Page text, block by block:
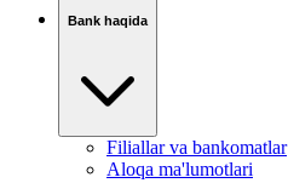
Bank haqida
Filiallar va bankomatlar
Aloqa ma'lumotlari